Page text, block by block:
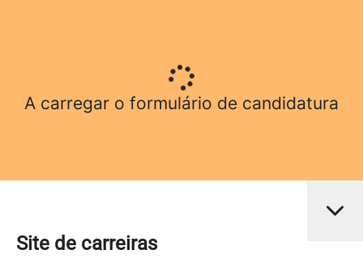
A carregar o formulário de candidatura
Site de carreiras